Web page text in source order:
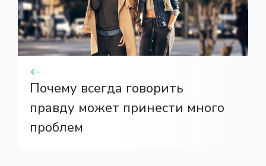
Почему всегда говорить
правду может принести много
проблем